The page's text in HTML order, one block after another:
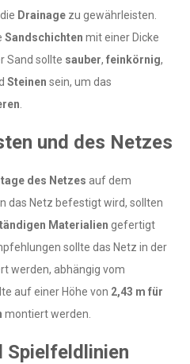
Drainage zu gewährleisten.
Sandschichten mit einer Dicke
Sand sollte sauber, feinkörnig,
Steinen sein, um das
und des Netzes
des Netzes auf dem
das Netz befestigt wird, sollten
Materialien gefertigt
sollte das Netz in der
werden, abhängig vom
auf einer Höhe von 2,43 m für
montiert werden.
Spielfeldlinien